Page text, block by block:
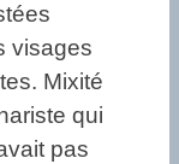
visages
Mixité
qui
pas